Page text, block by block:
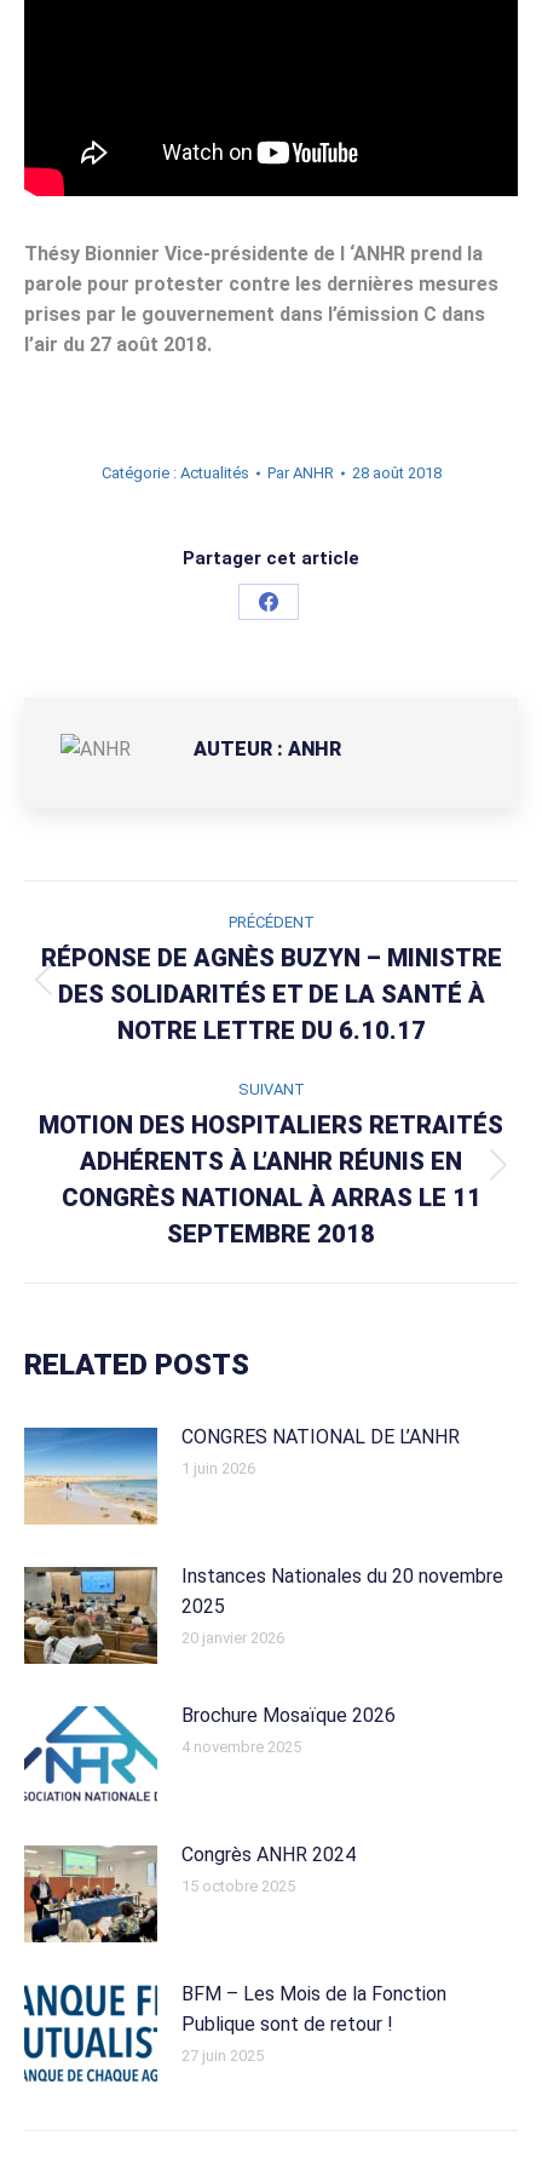
Thésy Bionnier Vice-présidente de l ‘ANHR prend la
parole pour protester contre les dernières mesures
prises par le gouvernement dans l’émission C dans
l’air du 27 août 2018.
Catégorie : Actualités ParANHR 28 août 2018
Partager cet article
Partager
AUTEUR : ANHR
NAVIGATION
ARTICLE
PRÉCÉDENT
Article
précédent
RÉPONSE DE AGNÈS BUZYN – MINISTRE
DES SOLIDARITÉS ET DE LA SANTÉ À
NOTRE LETTRE DU 6.10.17
SUIVANT
suivant
:
MOTION DES HOSPITALIERS RETRAITÉS
ADHÉRENTS À L’ANHR RÉUNIS EN
CONGRÈS NATIONAL À ARRAS LE 11
SEPTEMBRE 2018
RELATED POSTS
CONGRES NATIONAL DE L’ANHR
1 juin 2026
Instances Nationales du 20 novembre
2025
20 janvier 2026
Brochure Mosaïque 2026
4 novembre 2025
Congrès ANHR 2024
15 octobre 2025
BFM – Les Mois de la Fonction
Publique sont de retour !
27 juin 2025